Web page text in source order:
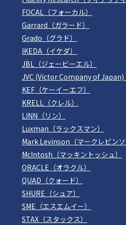
FOCAL（フォーカル）
Garrard（ガラード）
Grado（グラド）
IKEDA（イケダ）
JBL（ジェービーエル）
JVC (Victor Company of Japan)
KEF（ケーイーエフ）
KRELL（クレル）
LINN（リン）
Luxman（ラックスマン）
Mark Levinson（マークレビンソ
McIntosh（マッキントッシュ）
ORACLE（オラクル）
QUAD（クォード）
SHURE（シュア）
SME（エスエムイー）
STAX（スタックス）